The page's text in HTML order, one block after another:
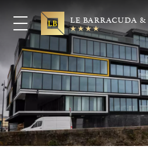
LE BARRACUDA &